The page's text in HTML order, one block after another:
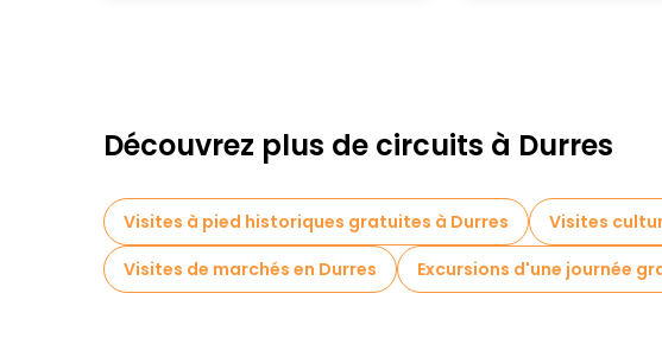
Découvrez plus de circuits à Durres
Visites à pied historiques gratuites à Durres Visites
Visites de marchés en Durres
Excursions d'une journée